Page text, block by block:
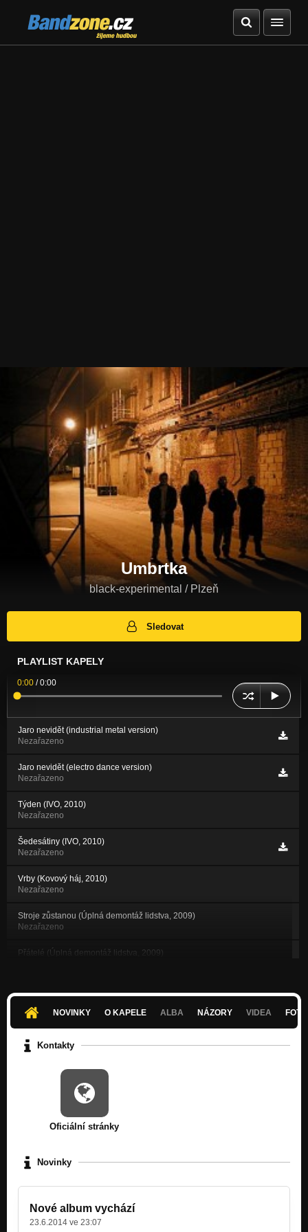
Bandzone.cz
žijeme hudbou
Umbrtka
black-experimental / Plzeň
Sledovat
PLAYLIST KAPELY
0:00 /0:00
Jaro nevidět (industrial metal version)
Nezařazeno
Jaro nevidět (electro dance version)
Nezařazeno
Týden (IVO, 2010)
Nezařazeno
Šedesátiny (IVO, 2010)
Nezařazeno
Vrby (Kovový háj, 2010)
Nezařazeno
Stroje zůstanou (Úplná demontáž lidstva, 2009)
Nezařazeno
Přátelé (Úplná demontáž lidstva, 2009)
Kam jen kam (Páně & Uhelná pánev, 2008)
Nezařazeno
Nezařazeno
Umbrtka neštká (Paměti špinavé lávky, 2004)
Nezařazeno
Nezařazeno
Nový purpurový den (Betonová opona, 2002)
Nezařazeno
NOVINKY O KAPELE ALBA NÁZORY VIDEA
Kontakty
Oficiální stránky
Novinky
Nové album vychází
23.6.2014 ve 23:07